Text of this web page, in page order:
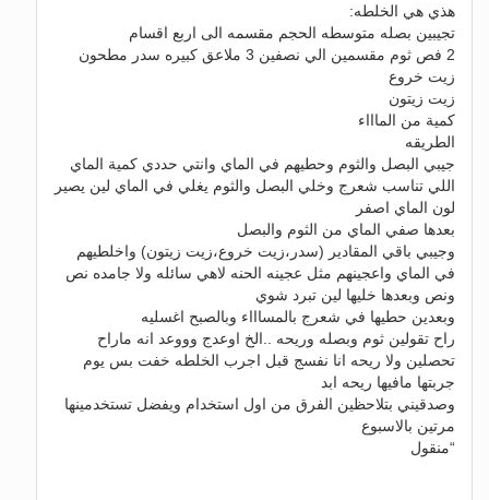
هذي هي الخلطه:
تجيبين بصله متوسطه الحجم مقسمه الى اربع اقسام
2 فص ثوم مقسمين الي نصفين 3 ملاعق كبيره سدر مطحون
زيت خروع
زيت زيتون
كمية من الماااء
الطريقه
جيبي البصل والثوم وحطيهم في الماي وانتي حددي كمية الماي
اللي تناسب شعرج وخلي البصل والثوم يغلي في الماي لين يصير
لون الماي اصفر
بعدها صفي الماي من الثوم والبصل
وجيبي باقي المقادير (سدر،زيت خروع،زيت زيتون) واخلطيهم
في الماي واعجينهم مثل عجينه الحنه لاهي سائله ولا جامده نص
ونص وبعدها خليها لين تبرد شوي
وبعدين حطيها في شعرج بالمساااء وبالصبح اغسليه
راح تقولين ثوم وبصله وريحه ..الخ اوعدج وووعد انه ماراح
تحصلين ولا ريحه انا نفسج قبل اجرب الخلطه خفت بس يوم
جربتها مافيها ريحه ابد
وصدقيني بتلاحظين الفرق من اول استخدام ويفضل تستخدمينها
مرتين بالاسبوع
“منقول